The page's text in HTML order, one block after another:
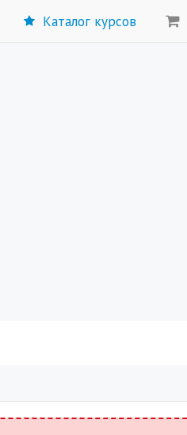
Каталог курсов